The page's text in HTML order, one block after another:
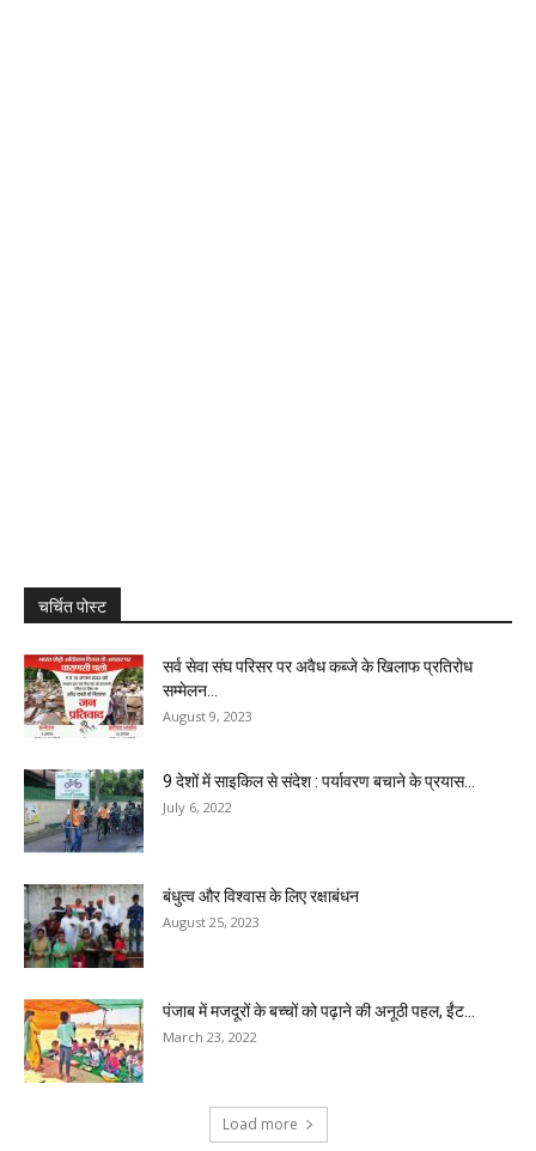
चर्चित पोस्ट
सर्व सेवा संघ परिसर पर अवैध कब्जे के खिलाफ प्रतिरोध
सम्मेलन...
August 9, 2023
9 देशों में साइकिल से संदेश : पर्यावरण बचाने के प्रयास...
July 6, 2022
बंधुत्व और विश्वास के लिए रक्षाबंधन
August 25, 2023
पंजाब में मजदूरों के बच्चों को पढ़ाने की अनूठी पहल, ईंट...
March 23, 2022
Load more